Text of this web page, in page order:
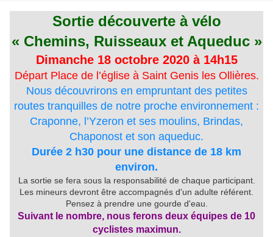
Sortie découverte à vélo
« Chemins, Ruisseaux et Aqueduc »
Dimanche 18 octobre 2020 à 14h15
Départ Place de l’église à Saint Genis les Ollières.
Nous découvrirons en empruntant des petites
routes tranquilles de notre proche environnement :
Craponne, l’Yzeron et ses moulins, Brindas,
Chaponost et son aqueduc.
Durée 2 h30 pour une distance de 18 km
environ.
La sortie se fera sous la responsabilité de chaque participant.
Les mineurs devront être accompagnés d'un adulte référent.
Pensez à prendre une gourde d'eau.
Suivant le nombre, nous ferons deux équipes de 10
cyclistes maximun.